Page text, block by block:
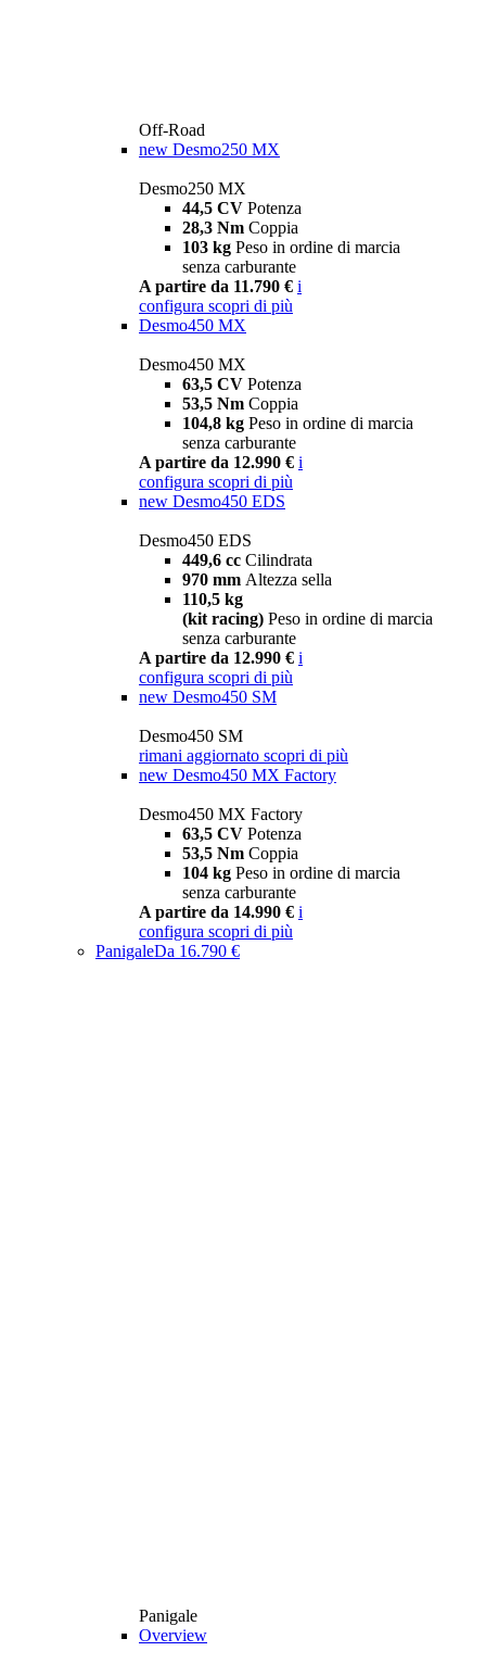
Off-Road
new Desmo250 MX
Desmo250 MX
44,5 CV Potenza
28,3 Nm Coppia
103 kg Peso in ordine di marcia
senza carburante
A partire da 11.790 € i
configura scopri di più
Desmo450 MX
Desmo450 MX
63,5 CV Potenza
53,5 Nm Coppia
104,8 kg Peso in ordine di marcia
senza carburante
A partire da 12.990 € i
configura scopri di più
new Desmo450 EDS
Desmo450 EDS
449,6 cc Cilindrata
970 mm Altezza sella
110,5 kg
(kit racing) Peso in ordine di marcia
senza carburante
A partire da 12.990 € i
configura scopri di più
new Desmo450 SM
Desmo450 SM
rimani aggiornato scopri di più
new Desmo450 MX Factory
Desmo450 MX Factory
63,5 CV Potenza
53,5 Nm Coppia
104 kg Peso in ordine di marcia
senza carburante
A partire da 14.990 € i
configura scopri di più
PanigaleDa 16.790 €
Panigale
Overview